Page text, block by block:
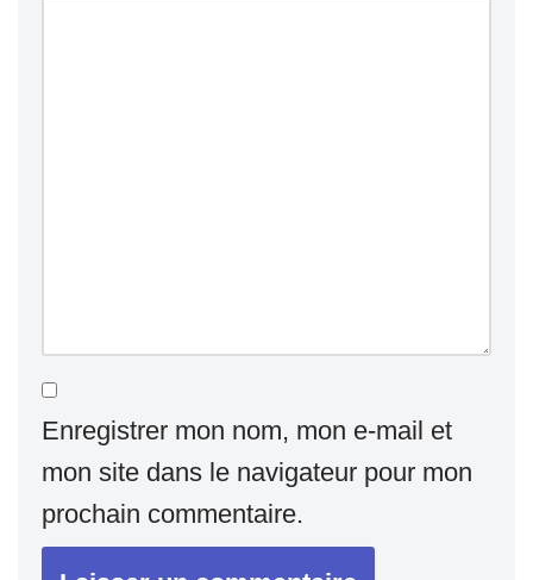
Enregistrer mon nom, mon e-mail et
mon site dans le navigateur pour mon
prochain commentaire.